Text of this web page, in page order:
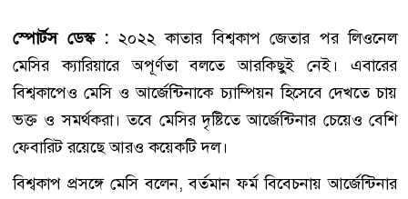
স্পোর্টস ডেস্ক : ২০২২ কাতার বিশ্বকাপ জেতার পর লিওনেল
মেসির ক্যারিয়ারে অপূর্ণতা বলতে আরকিছুই নেই। এবারের
বিশ্বকাপেও মেসি ও আর্জেন্টিনাকে চ্যাম্পিয়ন হিসেবে দেখতে চায়
ভক্ত ও সমর্থকরা। তবে মেসির দৃষ্টিতে আর্জেন্টিনার চেয়েও বেশি
ফেবারিট রয়েছে আরও কয়েকটি দল।
বিশ্বকাপ প্রসঙ্গে মেসি বলেন, বর্তমান ফর্ম বিবেচনায় আর্জেন্টিনার